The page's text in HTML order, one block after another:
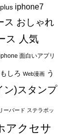
iphone7
ス おしゃれ
ス 人気
面白いアプリ
しろ Web漫画 う
ン)スタンプ
ーバード ステラポッ
アクセサ